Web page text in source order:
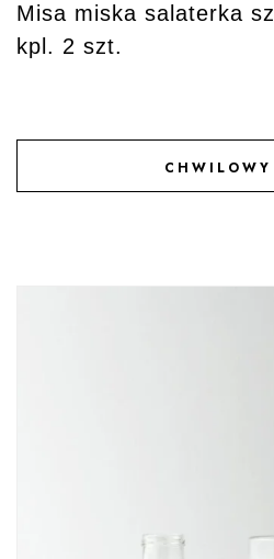
Misa miska salaterka
kpl. 2 szt.
CHWILOWY
DODAJ DO